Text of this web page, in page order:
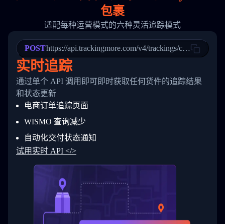
22
23
24
25
27
28
29
30
31
33
34
        "phone": null,
        "trackinfo": [
          {
            "Date": "2017-03-08 04: 22: 00",
"StatusDescription": "Departed
"Details": "Departed Facility
          },
          {
            "Date": "2017-03-06 15:28:00",
"StatusDescription": "Shipment
"Details": "BEIJING-
          }
        ]
      }
  }
}
包裹
适配每种运营模式的六种灵活追踪模式
POSThttps://api.trackingmore.com/v4/trackings/create
实时追踪
通过单个 API 调用即可即时获取任何货件的追踪结果
和状态更新
电商订单追踪页面
WISMO 查询减少
自动化交付状态通知
试用实时 API </>